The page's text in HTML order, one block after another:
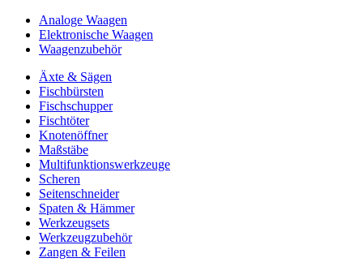
Analoge Waagen
Elektronische Waagen
Waagenzubehör
Äxte & Sägen
Fischbürsten
Fischschupper
Fischtöter
Knotenöffner
Maßstäbe
Multifunktionswerkzeuge
Scheren
Seitenschneider
Spaten & Hämmer
Werkzeugsets
Werkzeugzubehör
Zangen & Feilen